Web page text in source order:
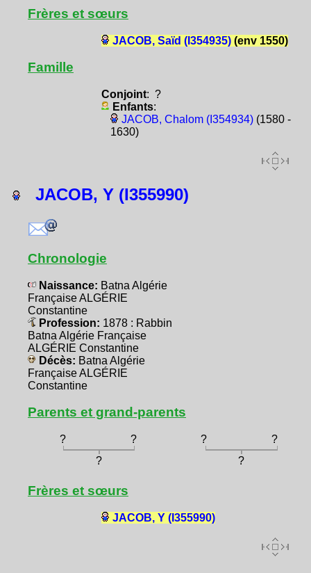
Frères et sœurs
JACOB, Saïd (I354935)(env 1550)
Famille
Conjoint: ?
Enfants:
JACOB, Chalom (I354934)(1580 -
1630)
JACOB, Y (I355990)
Chronologie
Naissance: Batna Algérie
Française ALGÉRIE
Constantine
Profession: 1878 : Rabbin
Batna Algérie Française
ALGÉRIE Constantine
Décès: Batna Algérie
Française ALGÉRIE
Constantine
Parents et grand-parents
? ? ?
?
?
?
Frères et sœurs
JACOB, Y (I355990)